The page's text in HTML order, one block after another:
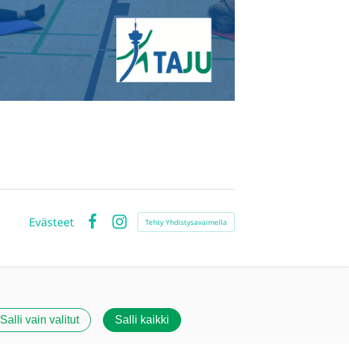
Evästeet
Instagram
Tehty Yhdistysavaimella
Salli vain valitut Salli kaikki